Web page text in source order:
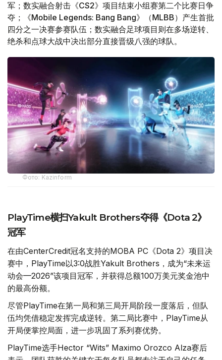
军；数实融合射击《CS2》项目结束小组赛第二个比赛日争
夺；《Mobile Legends: Bang Bang》（MLBB）产生首批
四分之一决赛参赛队伍；数实融合足球项目则在多场逆转、
绝杀和点球大战中决出部分直接晋级八强的球队。
Фото: Kazinform
PlayTime横扫Yakult Brothers夺得《Dota 2》
冠军
在由CenterCredit冠名支持的MOBA PC《Dota 2》项目决
赛中，PlayTime以3:0战胜Yakult Brothers，成为“未来运
动会—2026”该项目冠军，并获得总额100万美元奖金池中
的最高份额。
尽管PlayTime在第一局和第三局开局阶段一度落后，但队
伍均凭借稳定发挥完成逆转。第二局比赛中，PlayTime从
开局便掌控局面，进一步巩固了系列赛优势。
PlayTime选手Hector “Wits” Maximo Orozco Alza赛后